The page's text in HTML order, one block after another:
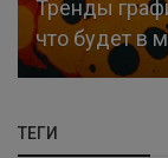
Тренды
что будет в
ТЕГИ